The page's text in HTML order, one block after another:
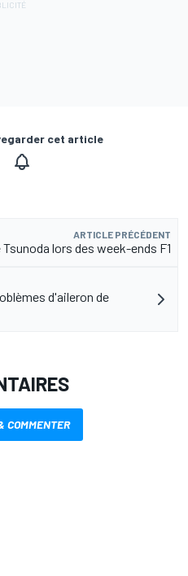
cet article
ARTICLE PRÉCÉDENT
lors des week-ends F1
d'aileron de
COMMENTER